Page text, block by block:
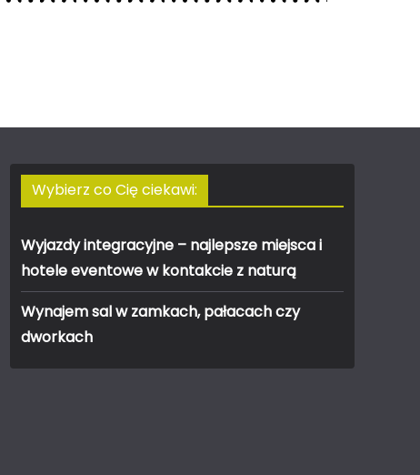
Wybierz co Cię ciekawi:
Wyjazdy integracyjne – najlepsze miejsca i
hotele eventowe w kontakcie z naturą
Wynajem sal w zamkach, pałacach czy
dworkach